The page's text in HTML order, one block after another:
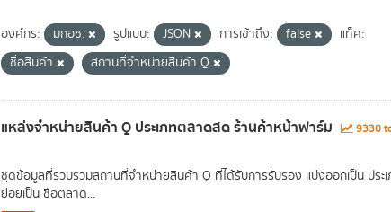
องค์กร: มกอช. รูปแบบ: JSON การเข้าถึง: false
แท็ค:
ชื่อสินค้า
สถานที่จำหน่ายสินค้า Q
แหล่งจำหน่ายสินค้า Q ประเภทตลาดสด ร้านค้าหน้าฟาร์ม 9330
ชุดข้อมูลที่รวบรวมสถานที่จำหน่ายสินค้า Q ที่ได้รับการรับรอง แบ่งออกเป็น ประ
ย่อยเป็น ชื่อตลาด...